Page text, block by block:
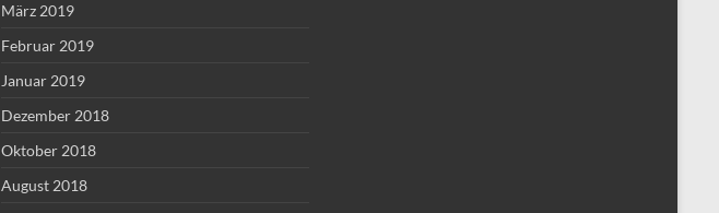
März 2019
Februar 2019
Januar 2019
Dezember 2018
Oktober 2018
August 2018